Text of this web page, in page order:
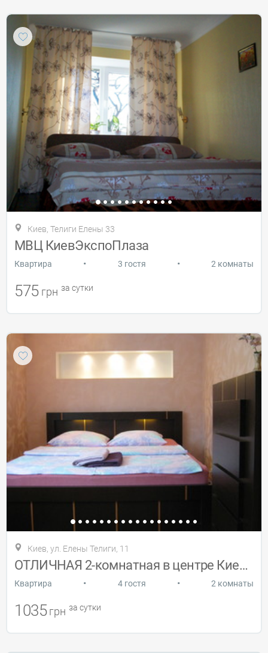
Киев, Телиги Елены 33
МВЦ КиевЭкспоПлаза
Квартира • 3 гостя • 2 комнаты
575 грн за сутки
Киев, ул. Елены Телиги, 11
ОТЛИЧНАЯ 2-комнатная в центре Киева.
Квартира • 4 гостя • 2 комнаты
1035 грн за сутки